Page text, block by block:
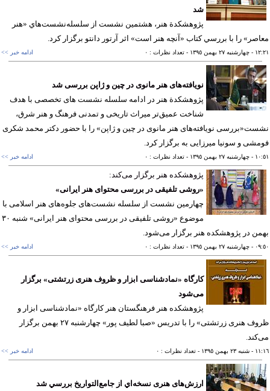
شد
پژوهشكدة هنر، هشتمين نشست از سلسله‌نشست‌هاي «هنر
را با بررسي كتاب «آنچه هنر است» اثر آرتور دانتو برگزار كرد.
- چهارشنبه ٢٧ بهمن ١٣٩٥ - تعداد نظرات : ٠ ادامه خبر >>
نویافته‌های هنر مانوی در چین و ژاپن بررسی شد
پژوهشکدة هنر در ادامه سلسله نشست های تخصصی با هدف
شناخت عمیق‌تر میراث تاریخی و تمدنی فرهنگ و هنر شرق،
نویافته‌های هنر مانوی در چین و ژاپن» را با حضور دکتر محمد شکری
و سونیا میرزایی به برگزار كرد.
- چهارشنبه ٢٧ بهمن ١٣٩٥ - تعداد نظرات : ٠ ادامه خبر >>
پژوهشكده هنر برگزار می‌كند:
«روشی تلفیقی در بررسی محتوای هنر ایرانی»
چهارمین نشست از سلسله نشست‌های جلوه‌های هنر اسلامی با
موضوع «روشی تلفیقی در بررسی محتوای هنر ایرانی» شنبه ۳۰
در پژوهشكده هنر برگزار می‌شود.
- چهارشنبه ٢٧ بهمن ١٣٩٥ - تعداد نظرات : ٠ ادامه خبر >>
کارگاه «نمادشناسی ابزار و ظروف هنری زرتشتی» برگزار
می‌شود
پژوهشکده هنر فرهنگستان هنر کارگاه «نمادشناسی ابزار و
ظروف هنری زرتشتی» را با تدريس «صبا لطيف پور» چهارشنبه ۲۷ بهمن برگزار
- شنبه ٢٣ بهمن ١٣٩٥ - تعداد نظرات : ٠ ادامه خبر >>
ارزش‌های هنری نسخه‌‌اي از جامع‌التواریخ بررسي شد